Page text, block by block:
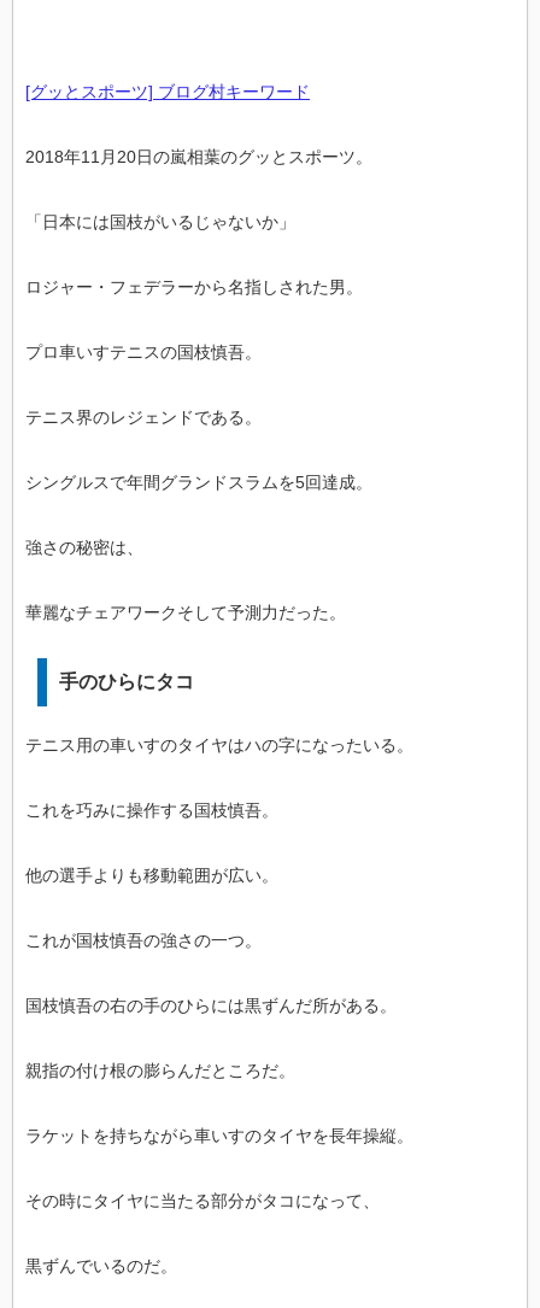
[グッとスポーツ] ブログ村キーワード
2018年11月20日の嵐相葉のグッとスポーツ。
「日本には国枝がいるじゃないか」
ロジャー・フェデラーから名指しされた男。
プロ車いすテニスの国枝慎吾。
テニス界のレジェンドである。
シングルスで年間グランドスラムを5回達成。
強さの秘密は、
華麗なチェアワークそして予測力だった。
手のひらにタコ
テニス用の車いすのタイヤはハの字になったいる。
これを巧みに操作する国枝慎吾。
他の選手よりも移動範囲が広い。
これが国枝慎吾の強さの一つ。
国枝慎吾の右の手のひらには黒ずんだ所がある。
親指の付け根の膨らんだところだ。
ラケットを持ちながら車いすのタイヤを長年操縦。
その時にタイヤに当たる部分がタコになって、
黒ずんでいるのだ。